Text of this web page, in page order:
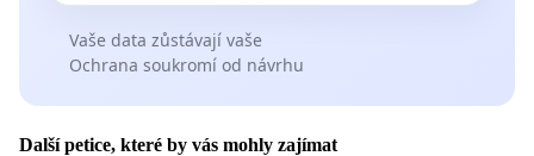
Vaše data zůstávají vaše
Ochrana soukromí od návrhu
Další petice, které by vás mohly zajímat